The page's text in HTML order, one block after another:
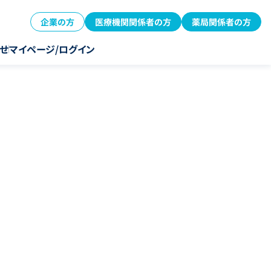
企業の方 医療機関関係者の方 薬局関係者の方
マイページ/ログイン